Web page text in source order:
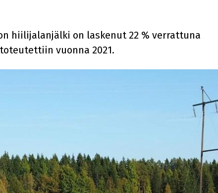
hiilijalanjälki on laskenut 22 % verrattuna
vuonna 2021.